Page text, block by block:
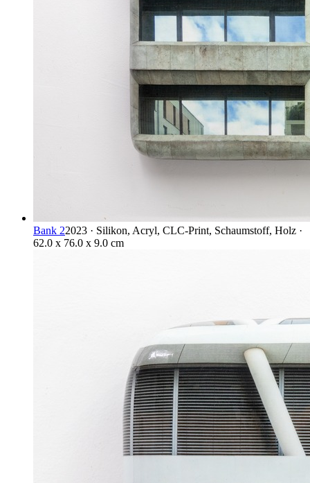
Bank 22023 · Silikon, Acryl, CLC-Print, Schaumstoff, Holz ·
62.0 x 76.0 x 9.0 cm